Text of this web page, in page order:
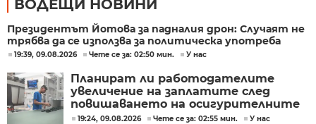
ВОДЕЩИ НОВИНИ
Президентът Йотова за падналия дрон: Случаят не
трябва да се използва за политическа употреба
19:39, 09.08.2026 Чете се за: 02:50 мин. У нас
Планират ли работодателите
увеличение на заплатите след
повишаването на осигурителните
прагове?
19:24, 09.08.2026 Чете се за: 02:55 мин. У нас